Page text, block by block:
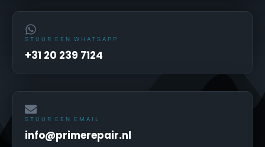
STUUR EEN WHATSAPP
+31 20 239 7124
STUUR EEN EMAIL
info@primerepair.nl